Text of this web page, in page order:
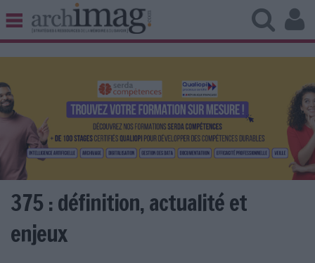
BIBLIOTHÈQUE ÉDITION
UNIVERS DATA
TRAVAIL COLLABORATIF
VIE NUMÉRIQUE
NUMÉRIQUE RESPONSABLE
375 : définition, actualité et
enjeux